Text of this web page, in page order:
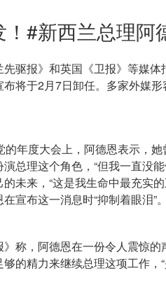
！#新西兰总理阿
先驱报》和英国《卫报》等媒
将于2月7日卸任。多家外媒形
的年度大会上，阿德恩表示，
总理这个角色，“但我一直没
未来，“这是我生命中最充实
宣布这一消息时“抑制着眼泪”。
》称，阿德恩在一份令人震惊
的精力来继续总理这项工作，“